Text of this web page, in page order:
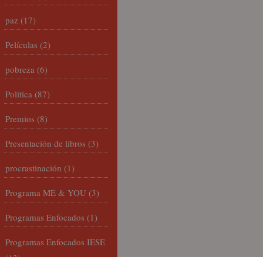
paz (17)
Películas (2)
pobreza (6)
Política (87)
Premios (8)
Presentación de libros (3)
procrastinación (1)
Programa ME & YOU (3)
Programas Enfocados (1)
Programas Enfocados IESE